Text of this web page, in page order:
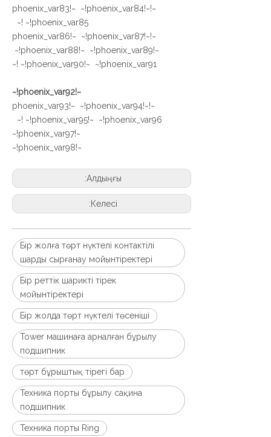
~!phoenix_var83!~ ~!phoenix_var84!~
~!phoenix_var85!~
~!phoenix_var86!~ ~!phoenix_var87!~
~!phoenix_var88!~ ~!phoenix_var89!~
~!phoenix_var90!~ ~!phoenix_var91!~
~!phoenix_var92!~
~!phoenix_var93!~ ~!phoenix_var94!~
~!phoenix_var95!~ ~!phoenix_var96!~
~!phoenix_var97!~
~!phoenix_var98!~
Алдыңғы:
Келесі:
Бір жолға төрт нүктелі контактілі
шарды сырғанау мойынтіректері
Бір реттік шарикті тірек
мойынтіректері
Бір жолда төрт нүктелі төсеніші
Tower машинаға арналған бұрылу
подшипник
төрт бұрыштық тірегі бар
Техника порты бұрылу сақина
подшипник
Техника порты Ring